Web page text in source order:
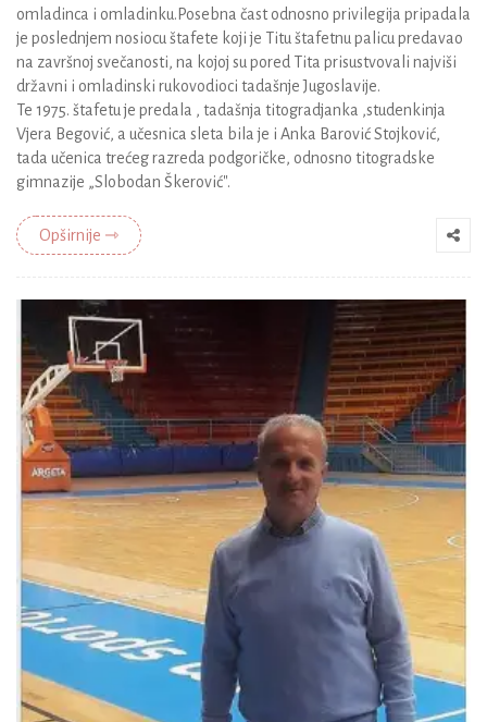
omladinca i omladinku.Posebna čast odnosno privilegija pripadala
je poslednjem nosiocu štafete koji je Titu štafetnu palicu predavao
na završnoj svečanosti, na kojoj su pored Tita prisustvovali najviši
državni i omladinski rukovodioci tadašnje Jugoslavije.
Te 1975. štafetu je predala , tadašnja titogradjanka ,studenkinja
Vjera Begović, a učesnica sleta bila je i Anka Barović Stojković,
tada učenica trećeg razreda podgoričke, odnosno titogradske
gimnazije „Slobodan Škerović".
Opširnije ⇾